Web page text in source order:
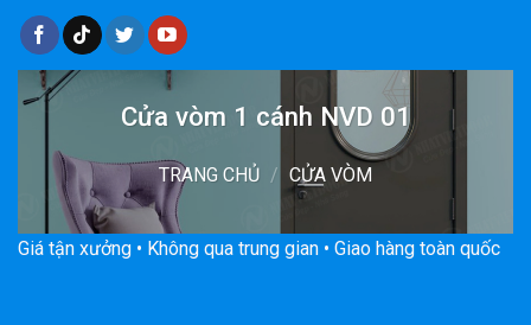
Cửa vòm 1 cánh NVD 01
TRANG CHỦ / CỬA VÒM
Giá tận xưởng • Không qua trung gian • Giao hàng toàn quốc